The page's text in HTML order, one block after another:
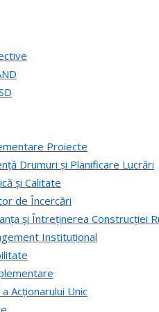
Proiecte
Drumuri și Planificare Lucrări
și Calitate
de Încercări
și Întreținerea Construcției
Instituțional
Acționarului Unic